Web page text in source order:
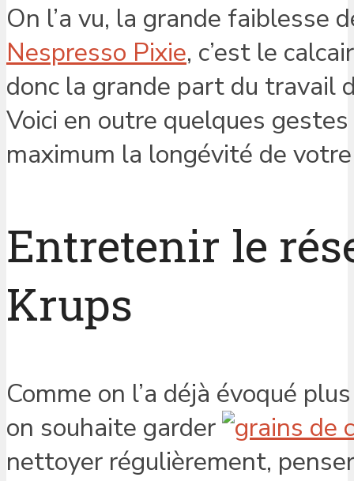
On l’a vu, la grande faiblesse
Nespresso Pixie, c’est le
donc la grande part du travail
Voici en outre quelques
maximum la longévité de
Entretenir le
Krups
Comme on l’a déjà évoqué
on souhaite garder
nettoyer régulièrement,